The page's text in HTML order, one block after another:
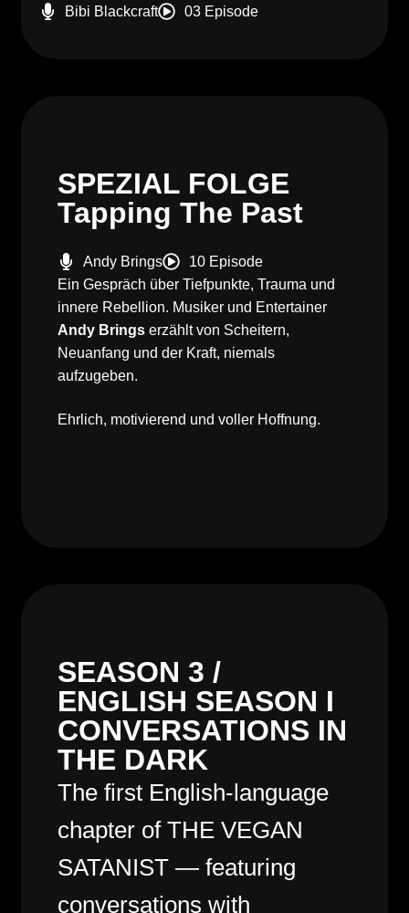
Bibi Blackcraft 03 Episode
SPEZIAL FOLGE
Tapping The Past
Andy Brings
10 Episode
Ein Gespräch über Tiefpunkte, Trauma und
innere Rebellion. Musiker und Entertainer
Andy Bringserzählt von Scheitern,
Neuanfang und der Kraft, niemals
aufzugeben.
Ehrlich, motivierend und voller Hoffnung.
SEASON 3 /
ENGLISH SEASON I
CONVERSATIONS IN
THE DARK
The first English-language
chapter of THE VEGAN
SATANIST — featuring
conversations with